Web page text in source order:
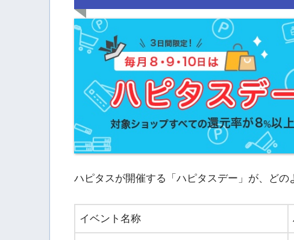
ハピタスが開催する「ハピタスデー」が、どの
イベント名称